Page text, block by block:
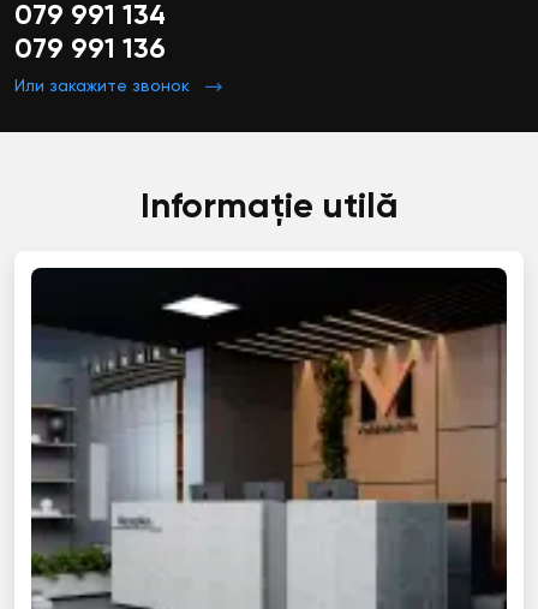
079 991 134
079 991 136
Или закажите звонок
Informație utilă